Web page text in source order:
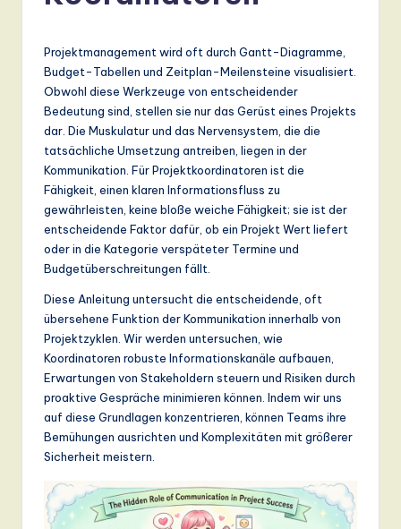
L
T
d
in
A
Projektmanagement wird oft durch Gantt-Diagramme,
Budget-Tabellen und Zeitplan-Meilensteine visualisiert.
Obwohl diese Werkzeuge von entscheidender
Bedeutung sind, stellen sie nur das Gerüst eines Projekts
dar. Die Muskulatur und das Nervensystem, die die
tatsächliche Umsetzung antreiben, liegen in der
Kommunikation. Für Projektkoordinatoren ist die
Fähigkeit, einen klaren Informationsfluss zu
gewährleisten, keine bloße weiche Fähigkeit; sie ist der
entscheidende Faktor dafür, ob ein Projekt Wert liefert
oder in die Kategorie verspäteter Termine und
Budgetüberschreitungen fällt.
Diese Anleitung untersucht die entscheidende, oft
übersehene Funktion der Kommunikation innerhalb von
Projektzyklen. Wir werden untersuchen, wie
Koordinatoren robuste Informationskanäle aufbauen,
Erwartungen von Stakeholdern steuern und Risiken durch
proaktive Gespräche minimieren können. Indem wir uns
auf diese Grundlagen konzentrieren, können Teams ihre
Bemühungen ausrichten und Komplexitäten mit größerer
Sicherheit meistern.